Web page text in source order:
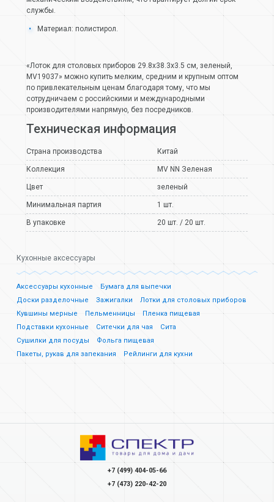
службы.
Материал: полистирол.
«Лоток для столовых приборов 29.8х38.3х3.5 см, зеленый,
MV19037» можно купить мелким, средним и крупным оптом
по привлекательным ценам благодаря тому, что мы
сотрудничаем с российскими и международными
производителями напрямую, без посредников.
Техническая информация
Страна производства Китай
Коллекция MV NN Зеленая
Цвет зеленый
Минимальная партия 1 шт.
В упаковке 20 шт. / 20 шт.
Кухонные аксессуары
Аксессуары кухонные
Бумага для выпечки
Доски разделочные
Зажигалки
Лотки для столовых приборов
Кувшины мерные
Пельменницы
Пленка пищевая
Подставки кухонные
Ситечки для чая
Сита
Сушилки для посуды
Фольга пищевая
Пакеты, рукав для запекания
Рейлинги для кухни
+7 (499) 404-05-66
+7 (473) 220-42-20